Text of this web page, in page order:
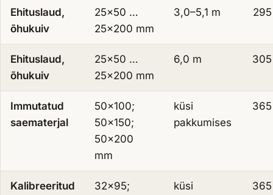
Ehituslaud,
õhukuiv
25×50 …
25×200 mm
3,0–5,1 m 295
Ehituslaud,
õhukuiv
25×50 …
25×200 mm
6,0 m 305
Immutatud
saematerjal
50×100;
50×150;
50×200
mm
küsi
pakkumises
365
Kalibreeritud
32×95;
küsi
365